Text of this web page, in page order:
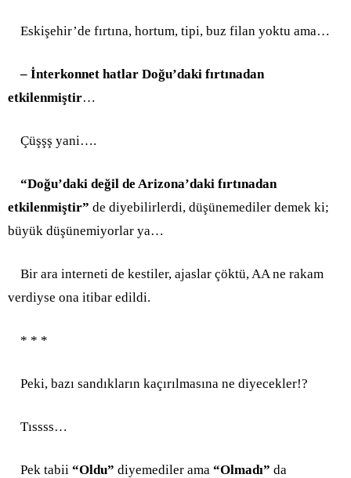
Eskişehir’de fırtına, hortum, tipi, buz filan yoktu ama…
– İnterkonnet hatlar Doğu’daki fırtınadan
etkilenmiştir…
Çüşşş yani….
“Doğu’daki değil de Arizona’daki fırtınadan
etkilenmiştir” de diyebilirlerdi, düşünemediler demek ki;
büyük düşünemiyorlar ya…
Bir ara interneti de kestiler, ajaslar çöktü, AA ne rakam
verdiyse ona itibar edildi.
* * *
Peki, bazı sandıkların kaçırılmasına ne diyecekler!?
Tıssss…
Pek tabii “Oldu” diyemediler ama “Olmadı” da